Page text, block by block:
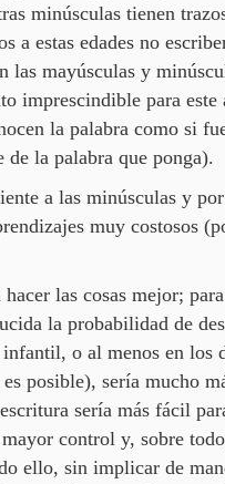
minúsculas tienen
a estas edades no
mayúsculas y
imprescindible para
la palabra como si
de la palabra que ponga).
a las minúsculas y
muy costosos
las cosas mejor;
la probabilidad de
o al menos en los
posible), sería mucho
sería más fácil
mayor control y, sobre
ello, sin implicar de